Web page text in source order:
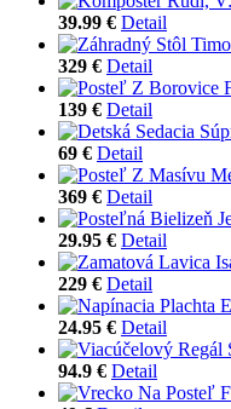
39.99 € Detail
329 € Detail
139 € Detail
69 € Detail
369 € Detail
29.95 € Detail
229 € Detail
24.95 € Detail
94.9 € Detail